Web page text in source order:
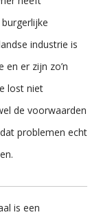
industrie is
en er zijn zo’n
lost niet
de voorwaarden
problemen echt
is een